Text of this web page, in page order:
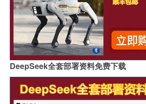
DeepSeek全套部署资料免费下载